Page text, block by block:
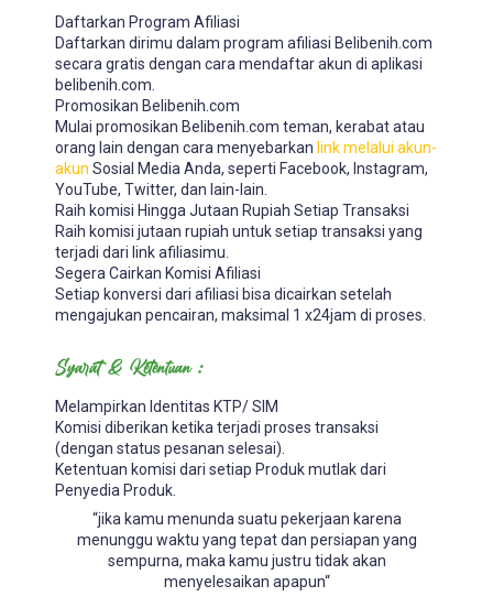
Daftarkan Program Afiliasi
Daftarkan dirimu dalam program afiliasi Belibenih.com
secara gratis dengan cara mendaftar akun di aplikasi
belibenih.com.
Promosikan Belibenih.com
Mulai promosikan Belibenih.com teman, kerabat atau
orang lain dengan cara menyebarkan link melalui akun-
akun Sosial Media Anda, seperti Facebook, Instagram,
YouTube, Twitter, dan lain-lain.
Raih komisi Hingga Jutaan Rupiah Setiap Transaksi
Raih komisi jutaan rupiah untuk setiap transaksi yang
terjadi dari link afiliasimu.
Segera Cairkan Komisi Afiliasi
Setiap konversi dari afiliasi bisa dicairkan setelah
mengajukan pencairan, maksimal 1 x24jam di proses.
Syarat & Ketentuan :
Melampirkan Identitas KTP/ SIM
Komisi diberikan ketika terjadi proses transaksi
(dengan status pesanan selesai).
Ketentuan komisi dari setiap Produk mutlak dari
Penyedia Produk.
“jika kamu menunda suatu pekerjaan karena
menunggu waktu yang tepat dan persiapan yang
sempurna, maka kamu justru tidak akan
menyelesaikan apapun“